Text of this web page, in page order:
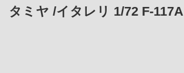
タミヤ /イタレリ 1/72 F-